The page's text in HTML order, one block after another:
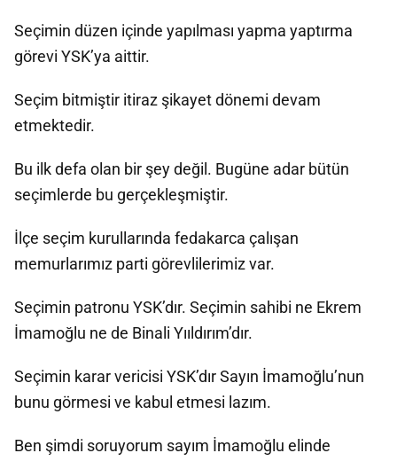
Seçimin düzen içinde yapılması yapma yaptırma
görevi YSK’ya aittir.
Seçim bitmiştir itiraz şikayet dönemi devam
etmektedir.
Bu ilk defa olan bir şey değil. Bugüne adar bütün
seçimlerde bu gerçekleşmiştir.
İlçe seçim kurullarında fedakarca çalışan
memurlarımız parti görevlilerimiz var.
Seçimin patronu YSK’dır. Seçimin sahibi ne Ekrem
İmamoğlu ne de Binali Yııldırım’dır.
Seçimin karar vericisi YSK’dır Sayın İmamoğlu’nun
bunu görmesi ve kabul etmesi lazım.
Ben şimdi soruyorum sayım İmamoğlu elinde